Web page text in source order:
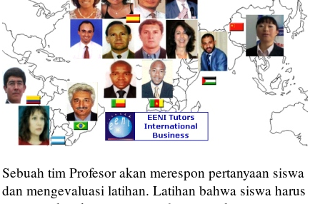
EENI Siswa Asia:
Sebuah tim Profesor akan merespon pertanyaan siswa
dan mengevaluasi latihan. Latihan bahwa siswa harus